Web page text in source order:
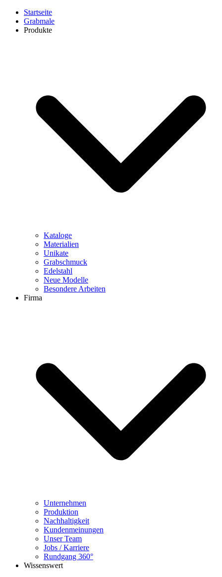
Startseite
Grabmale
Produkte
Kataloge
Materialien
Unikate
Grabschmuck
Edelstahl
Neue Modelle
Besondere Arbeiten
Firma
Unternehmen
Produktion
Nachhaltigkeit
Kundenmeinungen
Unser Team
Jobs / Karriere
Rundgang 360°
Wissenswert